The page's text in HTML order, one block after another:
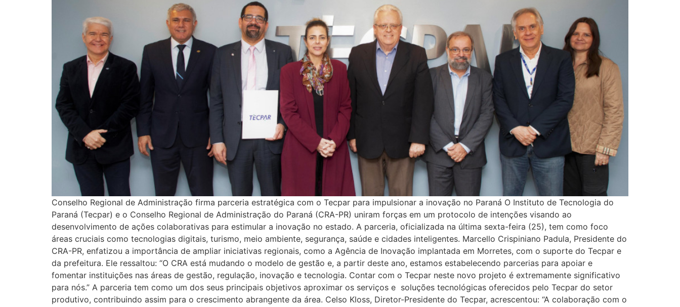
Conselho Regional de Administração firma parceria estratégica com o Tecpar para impulsionar a inovação no Paraná O Instituto de Tecnologia do
Paraná (Tecpar) e o Conselho Regional de Administração do Paraná (CRA-PR) uniram forças em um protocolo de intenções visando ao
desenvolvimento de ações colaborativas para estimular a inovação no estado. A parceria, oficializada na última sexta-feira (25), tem como foco
áreas cruciais como tecnologias digitais, turismo, meio ambiente, segurança, saúde e cidades inteligentes. Marcello Crispiniano Padula, Presidente do
CRA-PR, enfatizou a importância de ampliar iniciativas regionais, como a Agência de Inovação implantada em Morretes, com o suporte do Tecpar e
da prefeitura. Ele ressaltou: “O CRA está mudando o modelo de gestão e, a partir deste ano, estamos estabelecendo parcerias para apoiar e
fomentar instituições nas áreas de gestão, regulação, inovação e tecnologia. Contar com o Tecpar neste novo projeto é extremamente significativo
para nós.” A parceria tem como um dos seus principais objetivos aproximar os serviços e soluções tecnológicas oferecidos pelo Tecpar do setor
produtivo, contribuindo assim para o crescimento abrangente da área. Celso Kloss, Diretor-Presidente do Tecpar, acrescentou: “A colaboração com o